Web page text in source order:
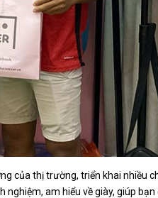
của thị trường, triển khai nhiều
nghiệm, am hiểu về giày, giúp